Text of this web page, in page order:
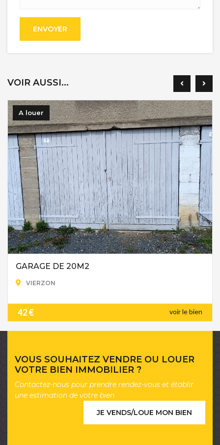
ENVOYER
VOIR AUSSI...
A louer
GARAGE DE 20M2
VIERZON
42 € voir le bien
VOUS SOUHAITEZ VENDRE OU LOUER
VOTRE BIEN IMMOBILIER ?
Contactez-nous pour prendre rendez-vous et établir
une estimation de votre bien
JE VENDS/LOUE MON BIEN